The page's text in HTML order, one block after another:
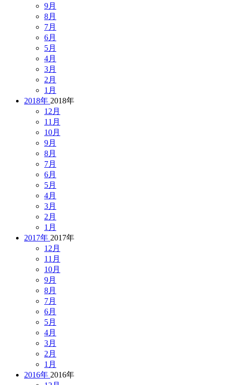
9月
8月
7月
6月
5月
4月
3月
2月
1月
2018年 2018年
12月
11月
10月
9月
8月
7月
6月
5月
4月
3月
2月
1月
2017年 2017年
12月
11月
10月
9月
8月
7月
6月
5月
4月
3月
2月
1月
2016年 2016年